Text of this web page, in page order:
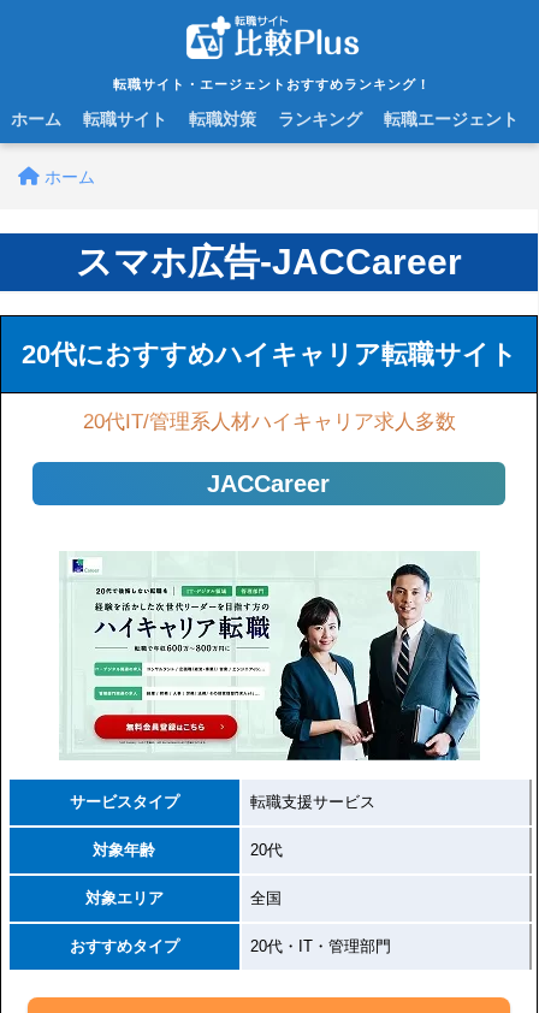
転職サイト・エージェントおすすめランキング！
ホーム 転職サイト 転職対策 ランキング 転職エージェント
ホーム
スマホ広告-JACCareer
20代におすすめハイキャリア転職サイト
20代IT/管理系人材ハイキャリア求人多数
JACCareer
サービスタイプ 転職支援サービス
対象年齢 20代
対象エリア 全国
おすすめタイプ 20代・IT・管理部門